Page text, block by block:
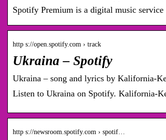
Spotify Premium is a digital music
http s://open.spotify.com › track
Ukraina – Spotify
Ukraina – song and lyrics by Kalifornia-
Listen to Ukraina on Spotify. Kalifornia-
http s://newsroom.spotify.com › spotif…